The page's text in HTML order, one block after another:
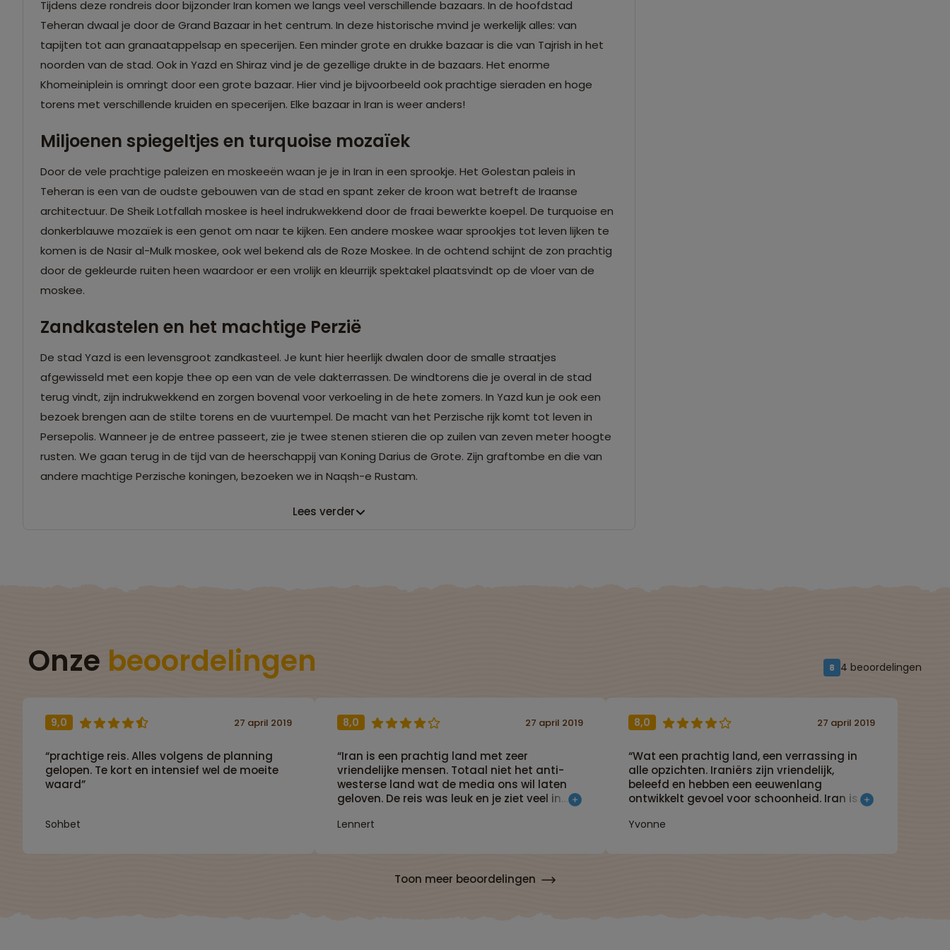
Tijdens deze rondreis door bijzonder Iran komen we langs veel verschillende bazaars. In de hoofdstad
Teheran dwaal je door de Grand Bazaar in het centrum. In deze historische mvind je werkelijk alles: van
tapijten tot aan granaatappelsap en specerijen. Een minder grote en drukke bazaar is die van Tajrish in het
noorden van de stad. Ook in Yazd en Shiraz vind je de gezellige drukte in de bazaars. Het enorme
Khomeiniplein is omringt door een grote bazaar. Hier vind je bijvoorbeeld ook prachtige sieraden en hoge
torens met verschillende kruiden en specerijen. Elke bazaar in Iran is weer anders!
Miljoenen spiegeltjes en turquoise mozaïek
Door de vele prachtige paleizen en moskeeën waan je je in Iran in een sprookje. Het Golestan paleis in
Teheran is een van de oudste gebouwen van de stad en spant zeker de kroon wat betreft de Iraanse
architectuur. De Sheik Lotfallah moskee is heel indrukwekkend door de fraai bewerkte koepel. De turquoise en
donkerblauwe mozaïek is een genot om naar te kijken. Een andere moskee waar sprookjes tot leven lijken te
komen is de Nasir al-Mulk moskee, ook wel bekend als de Roze Moskee. In de ochtend schijnt de zon prachtig
door de gekleurde ruiten heen waardoor er een vrolijk en kleurrijk spektakel plaatsvindt op de vloer van de
moskee.
Zandkastelen en het machtige Perzië
De stad Yazd is een levensgroot zandkasteel. Je kunt hier heerlijk dwalen door de smalle straatjes
afgewisseld met een kopje thee op een van de vele dakterrassen. De windtorens die je overal in de stad
terug vindt, zijn indrukwekkend en zorgen bovenal voor verkoeling in de hete zomers. In Yazd kun je ook een
bezoek brengen aan de stilte torens en de vuurtempel. De macht van het Perzische rijk komt tot leven in
Persepolis. Wanneer je de entree passeert, zie je twee stenen stieren die op zuilen van zeven meter hoogte
rusten. We gaan terug in de tijd van de heerschappij van Koning Darius de Grote. Zijn graftombe en die van
andere machtige Perzische koningen, bezoeken we in Naqsh-e Rustam.
Lees verder
Onze beoordelingen 8 4 beoordelingen
9,0
“prachtige reis. Alles volgens de planning
gelopen. Te kort en intensief wel de moeite
waard”
Sohbet
27 april 2019 8,0
“Iran is een prachtig land met zeer
vriendelijke mensen. Totaal niet het anti-
westerse land wat de media ons wil laten
geloven. De reis was leuk en je ziet veel in
Lennert
27 april 2019 8,0
“Wat een prachtig land, een verrassing in
alle opzichten. Iraniërs zijn vriendelijk,
beleefd en hebben een eeuwenlang
ontwikkelt gevoel voor schoonheid. Iran is
en veilig.”
Yvonne
27 april 2019
Toon meer beoordelingen